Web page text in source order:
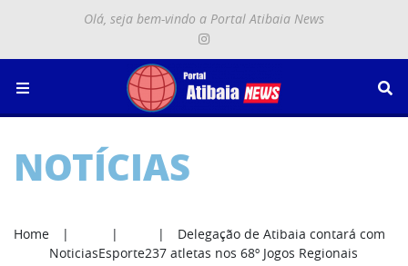
Olá, seja bem-vindo a Portal Atibaia News
Menu
NOTÍCIAS
Home
NoticiasEsporte
Delegação de Atibaia contará com
237 atletas nos 68º Jogos Regionais